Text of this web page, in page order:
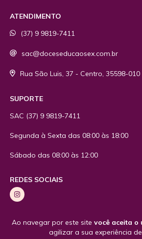
Ao navegar por este site você aceita o
agilizar a sua experiência
ATENDIMENTO
(37) 9 9819-7411
sac@doceseducaosex.com.br
Rua São Luis, 37 - Centro, 35598-010
SUPORTE
SAC (37) 9 9819-7411
Segunda à Sexta das 08:00 às 18:00
Sábado das 08:00 às 12:00
REDES SOCIAIS